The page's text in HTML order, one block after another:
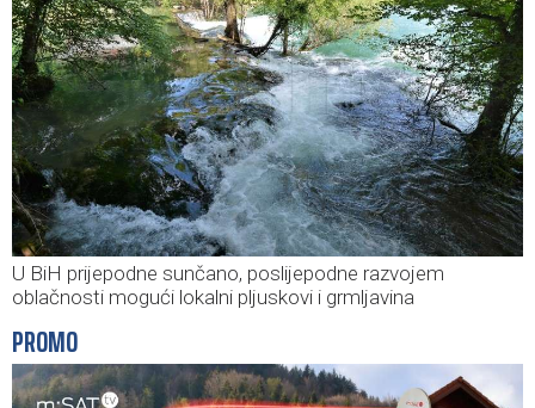
U BiH prijepodne sunčano, poslijepodne razvojem
oblačnosti mogući lokalni pljuskovi i grmljavina
PROMO